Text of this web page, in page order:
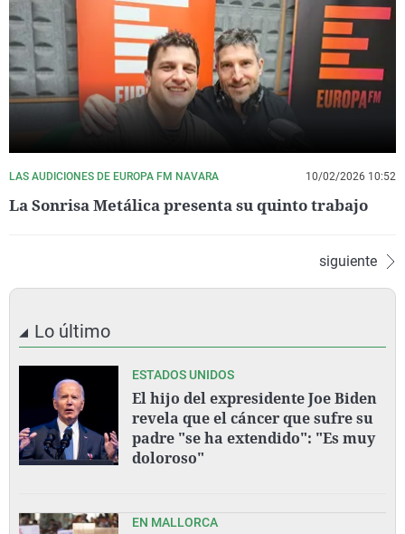
LAS AUDICIONES DE EUROPA FM NAVARA 10/02/2026 10:52
La Sonrisa Metálica presenta su quinto trabajo
siguiente
Lo último
ESTADOS UNIDOS
El hijo del expresidente Joe Biden
revela que el cáncer que sufre su
padre "se ha extendido": "Es muy
doloroso"
EN MALLORCA